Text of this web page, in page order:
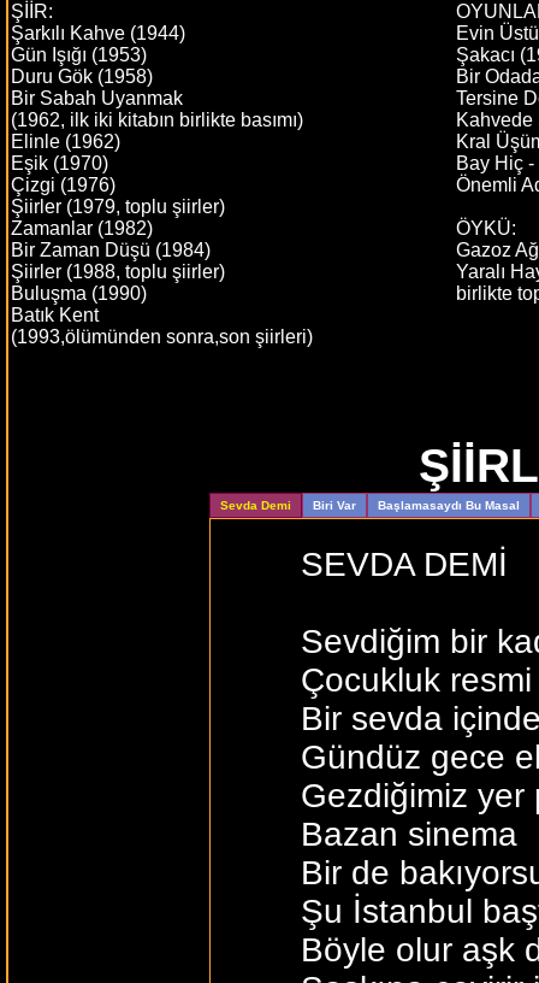
ŞİİR:
Şarkılı Kahve (1944)
Gün Işığı (1953)
Duru Gök (1958)
Bir Sabah Uyanmak
(1962, ilk iki kitabın birlikte basımı)
Elinle (1962)
Eşik (1970)
Çizgi (1976)
Şiirler (1979, toplu şiirler)
Zamanlar (1982)
Bir Zaman Düşü (1984)
Şiirler (1988, toplu şiirler)
Buluşma (1990)
Batık Kent
(1993,ölümünden sonra,son şiirleri)
Evin
Şakacı
Bir
Tersine
Kahvede
Kral
Bay Hiç
Önemli
ÖYKÜ:
Gazoz
Yaralı
birlikte
Sevda Demi Biri Var Başlamasaydı Bu Masal
SEVDA DEMİ
Sevdiğim bir
Çocukluk
Bir sevda
Gündüz gece
Gezdiğimiz yer
Bazan sinema
Bir de
Şu İstanbul
Böyle olur aşk